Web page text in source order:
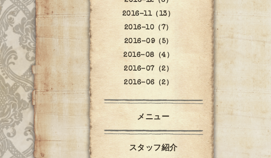
2016-11（13）
2016-10（7）
2016-09（5）
2016-08（4）
2016-07（2）
2016-06（2）
メニュー
スタッフ紹介